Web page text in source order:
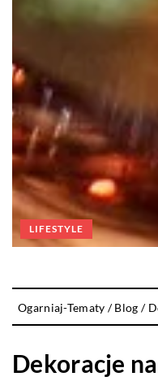
LIFESTYLE
Ogarniaj-Tematy /Blog /
Dekoracje